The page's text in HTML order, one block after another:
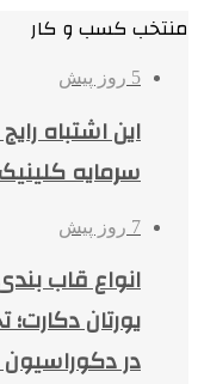
منتخب کسب و کار
5 روز پیش
این اشتباه
سرمایه
7 روز پیش
انواع قاب
یورتان
در